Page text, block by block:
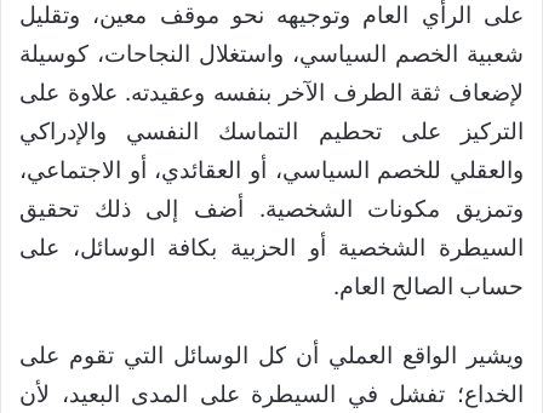
على الرأي العام وتوجيهه نحو موقف معين، وتقليل
شعبية الخصم السياسي، واستغلال النجاحات، كوسيلة
لإضعاف ثقة الطرف الآخر بنفسه وعقيدته. علاوة على
التركيز على تحطيم التماسك النفسي والإدراكي
والعقلي للخصم السياسي، أو العقائدي، أو الاجتماعي،
وتمزيق مكونات الشخصية. أضف إلى ذلك تحقيق
السيطرة الشخصية أو الحزبية بكافة الوسائل، على
حساب الصالح العام.
ويشير الواقع العملي أن كل الوسائل التي تقوم على
الخداع؛ تفشل في السيطرة على المدى البعيد، لأن